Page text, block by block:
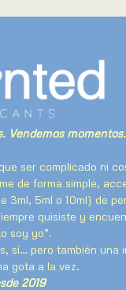
Vendemos
ser complicado ni
de forma simple,
5ml o 10ml) de
quisiste y
soy yo”.
sí… pero también una
gota a la vez.
2019